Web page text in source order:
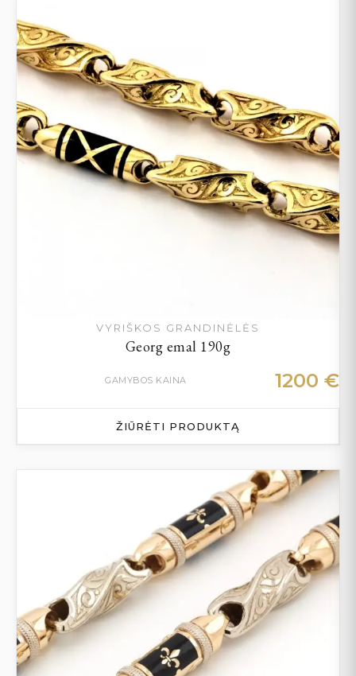
VYRIŠKOS GRANDINĖLĖS
Georg emal 190g
GAMYBOS KAINA 1200 €
ŽIŪRĖTI PRODUKTĄ